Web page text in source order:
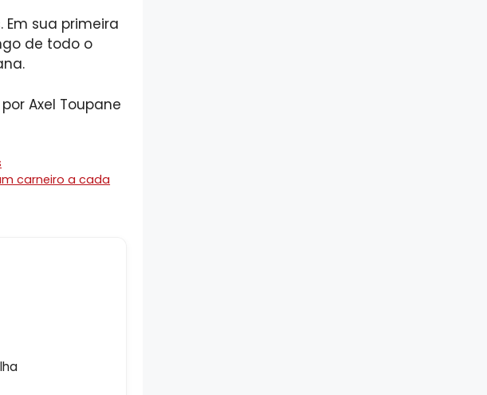
sua primeira
de todo o
Axel Toupane
carneiro a cada